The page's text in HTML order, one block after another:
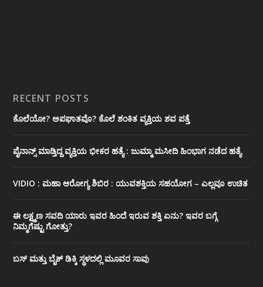
RECENT POSTS
ಕೊಲೆಯೋ? ಅಪಘಾತವೊ? ಕೊಲೆ ಶಂಕಿತ ವ್ಯಕ್ತಿಯ ಶವ ಪತ್ತೆ
ಪೈನಾನ್ಸ್ ಮಾಡ್ತಿದ್ದ ವ್ಯಕ್ತಿಯ ಭೀಕರ‌ ಹತ್ಯೆ : ಜುಮ್ಮಾ ಮಸೀದಿ ಹಿಂಭಾಗ ನಡೆದ ಹತ್ಯೆ
VIDIO : ಮಹಾ ಆರೋಗ್ಯ ಶಿಬಿರ : ಯುವಶಕ್ತಿಯ ಸಹಯೋಗ – ಎಲ್ಲವೂ ಉಚಿತ
ಈ ಲಕ್ಷ್ಮಣ ಸವದಿ ಯಾರು ಇವರ ಹಿಂದೆ ಇರುವ ಶಕ್ತಿ ಏನು? ಇವರ ಬಗ್ಗೆ
ನಿಮ್ಮಗೆಷ್ಟು ಗೋತ್ತು?
ಬಸ್ ಮತ್ತು ಬೈಕ್ ಡಿಕ್ಕಿ ಸ್ಥಳದಲ್ಲಿ ಮೂವರ ಸಾವು